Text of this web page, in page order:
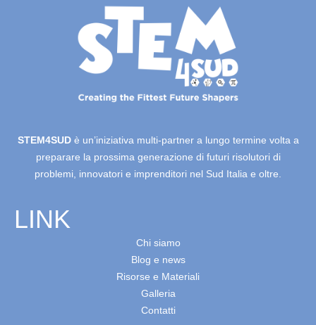
STEM4SUDè un’iniziativa multi-partner a lungo termine volta a
preparare la prossima generazione di futuri risolutori di
problemi, innovatori e imprenditori nel Sud Italia e oltre.
LINK
Chi siamo
Blog e news
Risorse e Materiali
Galleria
Contatti